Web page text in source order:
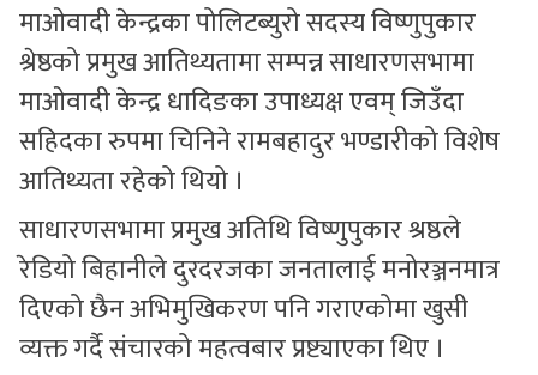
माओवादी केन्द्रका पोलिटब्युरो सदस्य विष्णुपुकार
श्रेष्ठको प्रमुख आतिथ्यतामा सम्पन्न साधारणसभामा
माओवादी केन्द्र धादिङका उपाध्यक्ष एवम् जिउँदा
सहिदका रुपमा चिनिने रामबहादुर भण्डारीको विशेष
आतिथ्यता रहेको थियो ।
साधारणसभामा प्रमुख अतिथि विष्णुपुकार श्रष्ठले
रेडियो बिहानीले दुरदरजका जनतालाई मनोरञ्जनमात्र
दिएको छैन अभिमुखिकरण पनि गराएकोमा खुसी
व्यक्त गर्दै संचारको महत्वबार प्रष्ट्याएका थिए ।